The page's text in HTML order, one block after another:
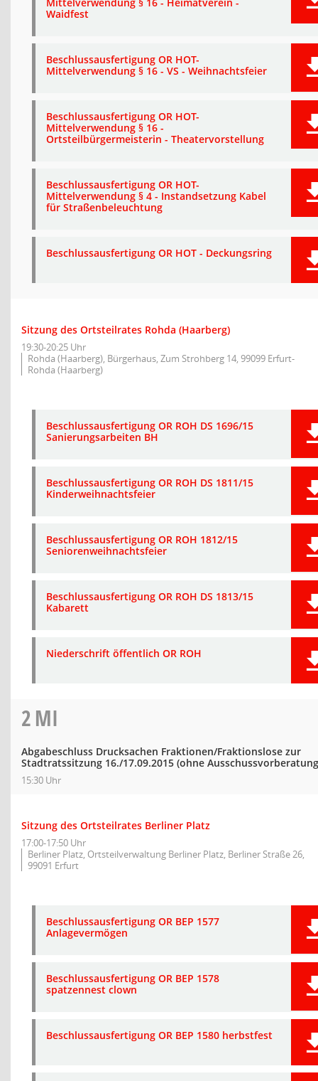
Waidfest
Beschlussausfertigung OR HOT-
Mittelverwendung § 16 - VS - Weihnachtsfeier
Beschlussausfertigung OR HOT-
Mittelverwendung § 16 -
Ortsteilbürgermeisterin - Theatervorstellung
Beschlussausfertigung OR HOT-
Mittelverwendung § 4 - Instandsetzung Kabel
für Straßenbeleuchtung
Beschlussausfertigung OR HOT - Deckungsring
Sitzung des Ortsteilrates Rohda (Haarberg)
19:30-20:25 Uhr
Rohda (Haarberg), Bürgerhaus, Zum Strohberg 14, 99099 Erfurt-
Rohda (Haarberg)
Beschlussausfertigung OR ROH DS 1696/15
Sanierungsarbeiten BH
Beschlussausfertigung OR ROH DS 1811/15
Kinderweihnachtsfeier
Beschlussausfertigung OR ROH 1812/15
Seniorenweihnachtsfeier
Beschlussausfertigung OR ROH DS 1813/15
Kabarett
Niederschrift öffentlich OR ROH
2MI
Abgabeschluss Drucksachen Fraktionen/Fraktionslose zur
Stadtratssitzung 16./17.09.2015 (ohne
15:30 Uhr
Sitzung des Ortsteilrates Berliner Platz
17:00-17:50 Uhr
Berliner Platz, Ortsteilverwaltung Berliner Platz, Berliner Straße 26,
99091 Erfurt
Beschlussausfertigung OR BEP 1577
Anlagevermögen
Beschlussausfertigung OR BEP 1578
spatzennest clown
Beschlussausfertigung OR BEP 1580 herbstfest